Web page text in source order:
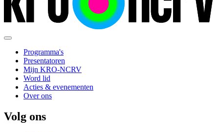
Programma's
Presentatoren
Mijn KRO-NCRV
Word lid
Acties & evenementen
Over ons
Volg ons